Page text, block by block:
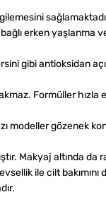
erken yaşlanma
gibi antioksidan
Formüller hızla
modeller gözenek
Makyaj altında da
ile cilt